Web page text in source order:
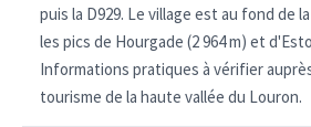
puis la D929. Le village est au fond de
les pics de Hourgade (2 964 m) et
Informations pratiques à vérifier
tourisme de la haute vallée du Louron.